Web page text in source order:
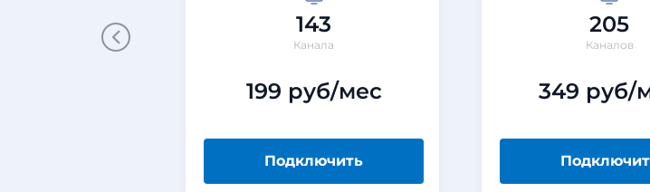
143
Канала
199 руб/мес
Подключить
205
Каналов
349 руб/